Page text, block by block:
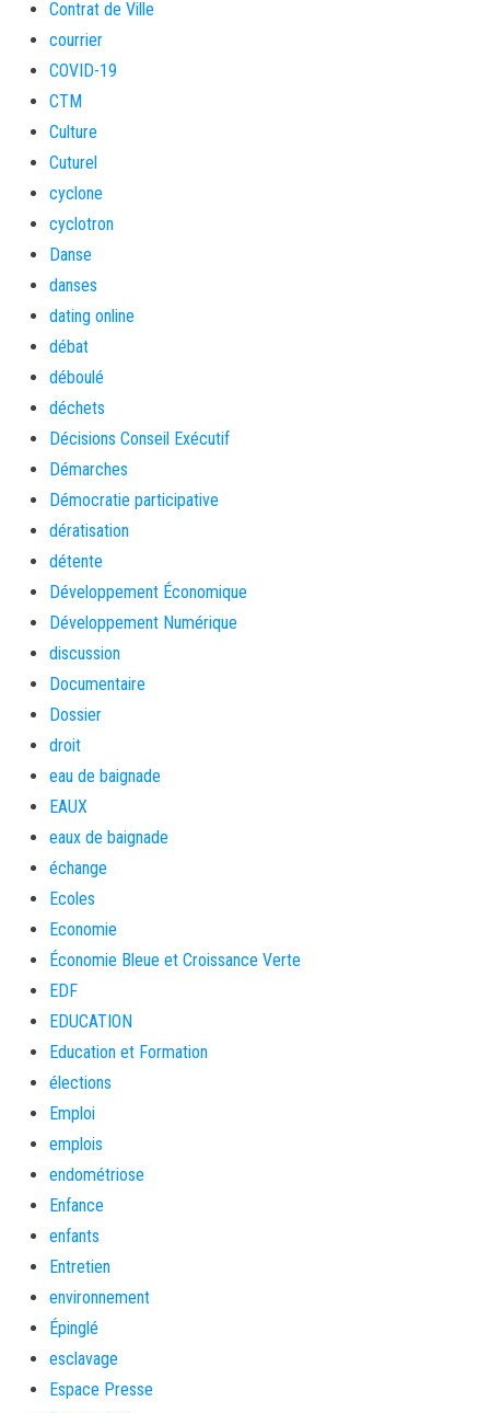
Contrat de Ville
courrier
COVID-19
CTM
Culture
Cuturel
cyclone
cyclotron
Danse
danses
dating online
débat
déboulé
déchets
Décisions Conseil Exécutif
Démarches
Démocratie participative
dératisation
détente
Développement Économique
Développement Numérique
discussion
Documentaire
Dossier
droit
eau de baignade
EAUX
eaux de baignade
échange
Ecoles
Economie
Économie Bleue et Croissance Verte
EDF
EDUCATION
Education et Formation
élections
Emploi
emplois
endométriose
Enfance
enfants
Entretien
environnement
Épinglé
esclavage
Espace Presse